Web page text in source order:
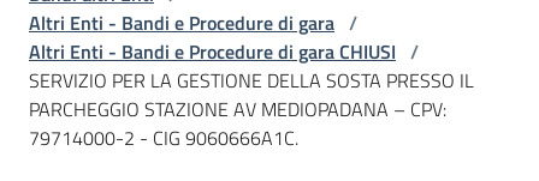
L'Agenzia
Altri Enti - Bandi e Procedure di gara /
Altri Enti - Bandi e Procedure di gara CHIUSI /
SERVIZIO PER LA GESTIONE DELLA SOSTA PRESSO IL
PARCHEGGIO STAZIONE AV MEDIOPADANA – CPV:
79714000-2 - CIG 9060666A1C.